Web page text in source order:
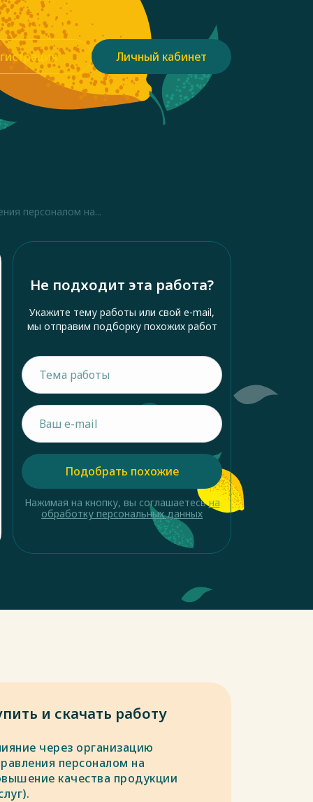
Личный кабинет
персоналом на...
Не подходит эта работа?
Укажите тему работы или свой e-mail,
мы отправим подборку похожих работ
Подобрать похожие
Нажимая на кнопку, вы соглашаетесьна
обработку персональных данных
и скачать работу
через организацию
персоналом на
качества продукции